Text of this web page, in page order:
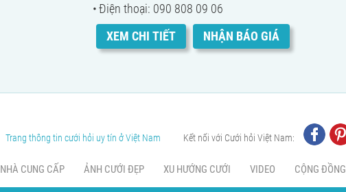
Điện thoại: 090 808 09 06
XEM CHI TIẾT
NHẬN BÁO GIÁ
Trang thông tin cưới hỏi uy tín ở Việt Nam Kết nối với Cưới hỏi Việt Nam:
NHÀ CUNG CẤP ẢNH CƯỚI ĐẸP XU HƯỚNG CƯỚI VIDEO CỘNG ĐỒNG